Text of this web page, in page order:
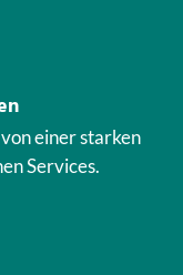
einer starken
Services.